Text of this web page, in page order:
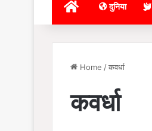
Home दुनिया
Home /कवर्धा
कवर्धा